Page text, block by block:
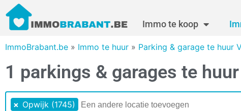
Immo te koop
ImmoBrabant.be » Immo te huur » Parking & garage te huur
1 parkings & garages te
× Opwijk (1745)